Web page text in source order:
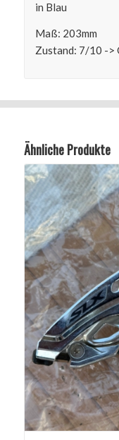
in Blau
Maß: 203mm
Zustand: 7/10 ->
Ähnliche Produkte